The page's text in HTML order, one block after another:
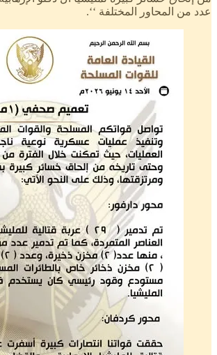
عدد من المحاور المختلفة ‘‘.